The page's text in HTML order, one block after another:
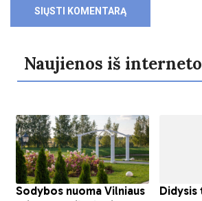
Naujienos iš interneto